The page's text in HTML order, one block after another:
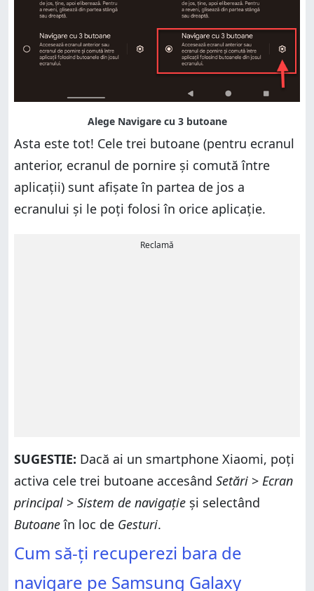
Asta este tot! Cele trei butoane (pentru ecranul
anterior, ecranul de pornire și comută între
aplicații) sunt afișate în partea de jos a
ecranului și le poți folosi în orice aplicație.
Reclamă
SUGESTIE: Dacă ai un smartphone Xiaomi, poți
activa cele trei butoane accesând Setări > Ecran
principal > Sistem de navigație și selectând
Butoaneîn loc de Gesturi.
Cum să-ți recuperezi bara de
navigare pe Samsung Galaxy